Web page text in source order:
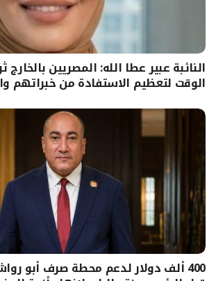
النائبة عبير عطا الله: المصريين
الوقت لتعظيم الاستفادة من خبراتهم
400 ألف دولار لدعم محطة صرف أبو